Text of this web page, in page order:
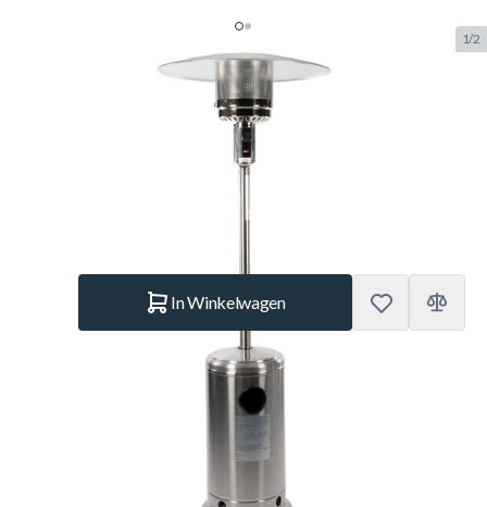
1/2
HEATZ Terrasverwarmer Inox op
Gas Patio Heater
Heatz
In Winkelwagen
Deze terrasverwarmer van roestvrij staal is een echte
klassieker! Een tuinfeest, horecaterras of kerstmarkt, deze
heater staat garant voor lange en warme avonden.